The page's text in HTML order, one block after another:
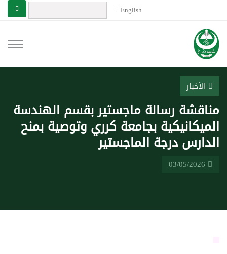
English
الأخبار
مناقشة رسالة ماجستير بقسم الهندسة
الميكانيكية بجامعة كرري وتوصية بمنح
الدارس درجة الماجستير